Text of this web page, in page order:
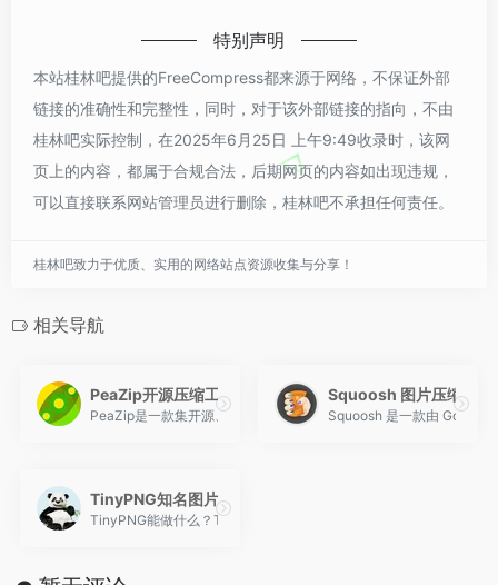
特别声明
本站桂林吧提供的FreeCompress都来源于网络，不保证外部
链接的准确性和完整性，同时，对于该外部链接的指向，不由
桂林吧实际控制，在2025年6月25日 上午9:49收录时，该网
页上的内容，都属于合规合法，后期网页的内容如出现违规，
可以直接联系网站管理员进行删除，桂林吧不承担任何责任。
桂林吧致力于优质、实用的网络站点资源收集与分享！
相关导航
PeaZip开源压缩工具
PeaZip是一款集开源、安全、多功能于一体的压缩工具。它不仅满
Squoosh 图片压缩
Squoosh 是一款由 Google
TinyPNG知名图片压缩工具
TinyPNG能做什么？TinyPNG使…